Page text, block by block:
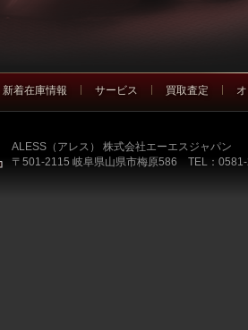
新着在庫情報 サービス 買取査定
ALESS（アレス） 株式会社エーエスジャパン
〒501-2115 岐阜県山県市梅原586 TEL：